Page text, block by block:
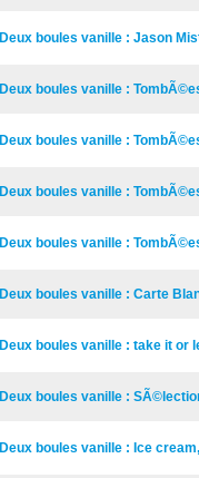
Deux boules vanille : Jason
Deux boules vanille :
Deux boules vanille :
Deux boules vanille :
Deux boules vanille :
Deux boules vanille : Carte
Deux boules vanille : take it or
Deux boules vanille :
Deux boules vanille : Ice